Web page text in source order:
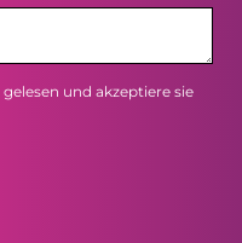
gelesen und akzeptiere sie